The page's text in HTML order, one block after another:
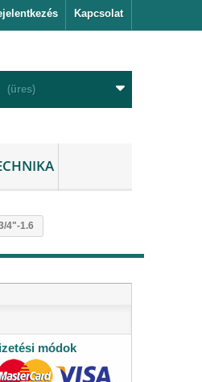
Kapcsolat
(üres)
4"-1.6
módok